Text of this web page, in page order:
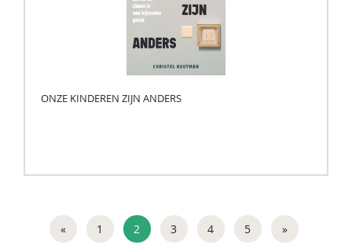
ONZE KINDEREN ZIJN ANDERS
« 1 2 3 4 5 »